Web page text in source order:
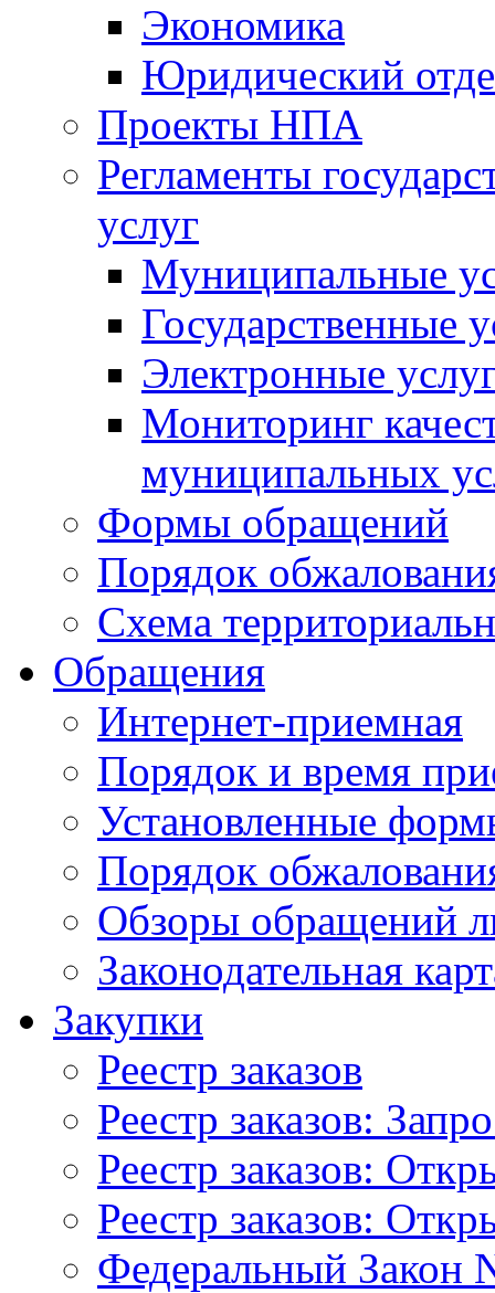
Экономика
Юридический
Проекты НПА
Регламенты
услуг
Муниципальные
Государственные
Электронные
Мониторинг
муниципальных
Формы обращений
Порядок
Схема
Обращения
Интернет-приемная
Порядок и время
Установленные
Порядок
Обзоры обращений
Законодательная
Закупки
Реестр заказов
Реестр заказов:
Реестр заказов:
Реестр заказов:
Федеральный Закон